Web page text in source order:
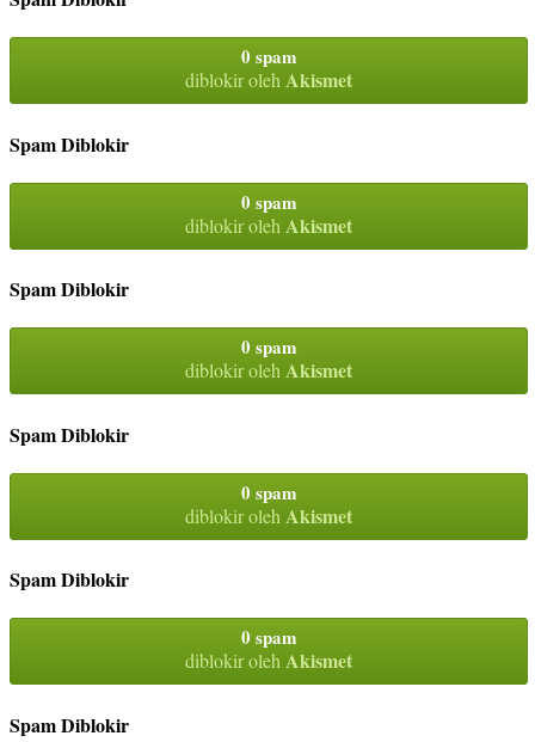
0 spam
diblokir olehAkismet
Spam Diblokir
0 spam
diblokir oleh Akismet
Spam Diblokir
0 spam
diblokir olehAkismet
Spam Diblokir
0 spam
diblokir oleh Akismet
Spam Diblokir
0 spam
diblokir olehAkismet
Spam Diblokir